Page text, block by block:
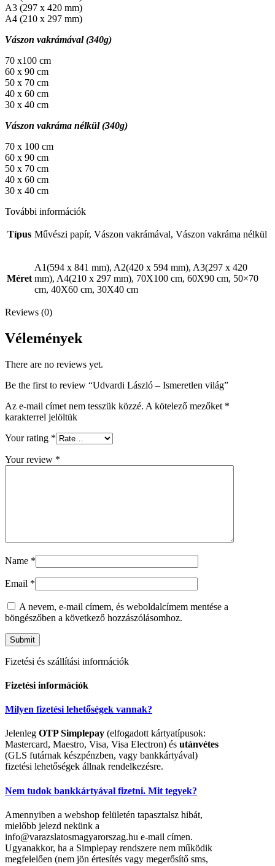
A3 (297 x 420 mm)
A4 (210 x 297 mm)
Vászon vakrámával (340g)
70 x100 cm
60 x 90 cm
50 x 70 cm
40 x 60 cm
30 x 40 cm
Vászon vakráma nélkül (340g)
70 x 100 cm
60 x 90 cm
50 x 70 cm
40 x 60 cm
30 x 40 cm
További információk
Típus Művészi papír, Vászon vakrámával, Vászon vakráma nélkül
Méret
A1(594 x 841 mm), A2(420 x 594 mm), A3(297 x 420
mm), A4(210 x 297 mm), 70X100 cm, 60X90 cm, 50×70
cm, 40X60 cm, 30X40 cm
Reviews (0)
Vélemények
There are no reviews yet.
Be the first to review “Udvardi László – Ismeretlen világ”
Az e-mail címet nem tesszük közzé. A kötelező mezőket *
karakterrel jelöltük
Your rating *
Your review *
Name *
Email *
A nevem, e-mail címem, és weboldalcímem mentése a
böngészőben a következő hozzászólásomhoz.
Fizetési és szállítási információk
Fizetési információk
Milyen fizetési lehetőségek vannak?
Jelenleg OTP Simplepay (elfogadott kártyatípusok:
Mastercard, Maestro, Visa, Visa Electron) és utánvétes
(GLS futárnak készpénzben, vagy bankkártyával)
fizetési lehetőségek állnak rendelkezésre.
Nem tudok bankkártyával fizetni. Mit tegyek?
Amennyiben a webshop felületén tapasztalsz hibát,
mielőbb jelezd nekünk a
info@varazslatosmagyarorszag.hu e-mail címen.
Ugyanakkor, ha a Simplepay rendszere nem működik
megfelelően (nem jön értesítés vagy megerősítő sms,